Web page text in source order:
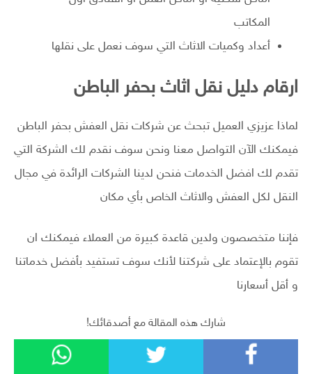
المكاتب
أعداد وكميات الاثاث التي سوف نعمل على نقلها
ارقام دليل نقل اثاث بحفر الباطن
لماذا عزيزي العميل تبحث عن شركات نقل العفش بحفر الباطن
فيمكنك الآن التواصل معنا ونحن سوف نقدم لك الشركة التي
تقدم لك افضل الخدمات فنحن لدينا الشركات الرائدة في مجال
النقل لكل العفش والاثاث الخاص بأي مكان
فإننا متخصصون ولدين قاعدة كبيرة من العملاء فيمكنك ان
تقوم بالإعتماد على شركتنا لأنك سوف تستفيد بأفضل خدماتنا
و أقل أسعارنا
شارك هذه المقالة مع أصدقائك!